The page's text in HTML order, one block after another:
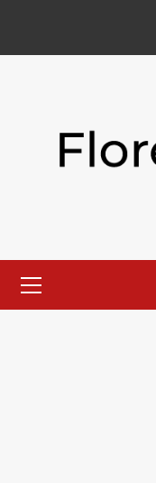
content
Menu